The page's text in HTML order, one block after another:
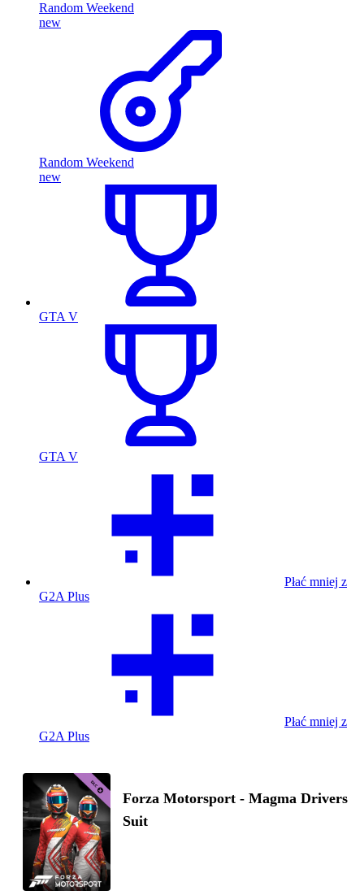
Random Weekend
new
Random Weekend
new
GTA V
GTA V
Płać mniej z
G2A Plus
Płać mniej z
G2A Plus
Forza Motorsport - Magma Drivers
Suit